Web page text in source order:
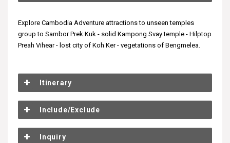
Explore Cambodia Adventure attractions to unseen temples
group to Sambor Prek Kuk - solid Kampong Svay temple - Hilptop
Preah Vihear - lost city of Koh Ker - vegetations of Bengmelea.
Itinerary
Include/Exclude
Inquiry